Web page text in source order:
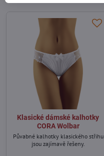
Klasické dámské kalhotky
CORA Wolbar
Půvabné kalhotky klasického střihu
jsou zajímavě řešeny.